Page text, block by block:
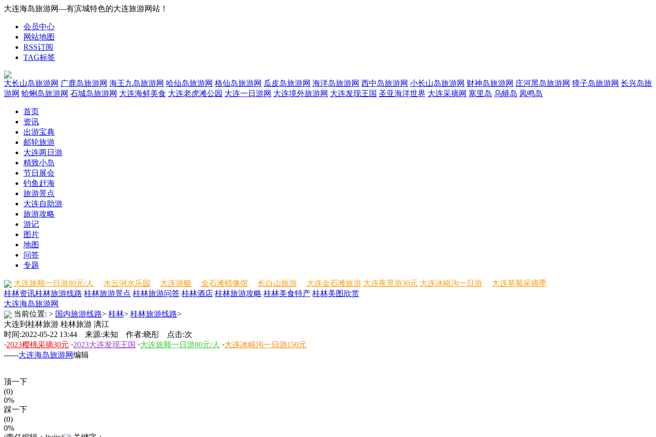
大连海岛旅游网—有滨城特色的大连旅游网站！
会员中心
网站地图
RSS订阅
TAG标签
大长山岛旅游网 广鹿岛旅游网 海王九岛旅游网 哈仙岛旅游网 格仙岛旅游网 瓜皮岛旅游网 海洋岛旅游网 西中岛旅游网 小长山岛旅游网 财神岛旅游网 庄河黑岛旅游网 獐子岛旅游网 长兴岛旅
游网 蛤蜊岛旅游网 石城岛旅游网 大连海鲜美食 大连老虎滩公园 大连一日游网 大连境外旅游网 大连发现王国 圣亚海洋世界 大连采摘网 塞里岛 乌蟒岛 凤鸣岛
首页
资讯
出游宝典
邮轮旅游
大连两日游
精致小岛
节日展会
钓鱼赶海
旅游景点
大连自助游
旅游攻略
游记
图片
地图
问答
专题
大连旅顺一日游80元/人 水云涧水乐园 大连游艇 金石滩蜡像馆 长白山旅游 大连金石滩旅游 大连夜景游30元 大连冰峪沟一日游
大连草莓采摘季
桂林资讯桂林旅游线路 桂林旅游景点 桂林旅游问答 桂林酒店 桂林旅游攻略 桂林美食特产 桂林美图欣赏
大连海岛旅游网
当前位置: > 国内旅游线路> 桂林> 桂林旅游线路>
大连到桂林旅游 桂林旅游 漓江
时间:2022-05-22 13:44 来源:未知 作者:晓彤 点击:次
·2023樱桃采摘30元 ·2023大连发现王国 ·大连旅顺一日游80元/人 ·大连冰峪沟一日游150元
------大连海岛旅游网编辑
顶一下
(0)
0%
踩一下
(0)
0%